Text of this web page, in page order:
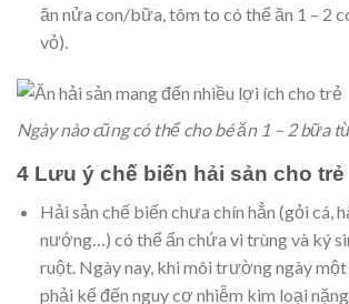
ăn nửa con/bữa, tôm to có thể ăn 1 – 2
vỏ).
Ngày nào cũng có thể cho bé ăn 1 – 2 bữa
4 Lưu ý chế biến hải sản cho trẻ
Hải sản chế biến chưa chín hẳn (gỏi cá,
nướng…) có thể ẩn chứa vi trùng và ký
ruột. Ngày nay, khi môi trường ngày
phải kể đến nguy cơ nhiễm kim loại